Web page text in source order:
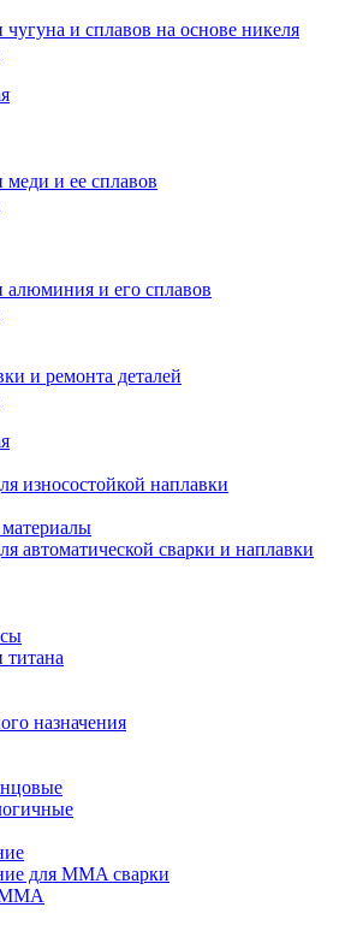
и сплавов на основе никеля
и ее сплавов
алюминия и его сплавов
и ремонта деталей
износостойкой наплавки
автоматической сварки и наплавки
титана
назначения
для MMA сварки